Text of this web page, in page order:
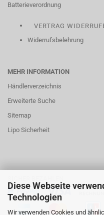
Diese Webseite
Technologien
Wir verwenden Cookies und
Batterieverordnung
VERTRAG
Widerrufsbelehrung
MEHR INFORMATION
Händlerverzeichnis
Erweiterte Suche
Sitemap
Lipo Sicherheit